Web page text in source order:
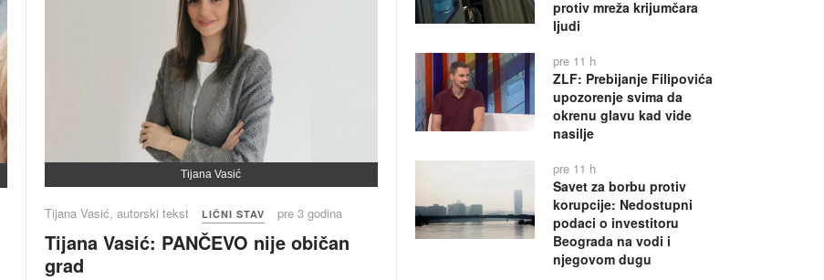
Tijana Vasić
Tijana Vasić, autorski tekst LIČNI STAV pre 3 godina
Tijana Vasić: PANČEVO nije običan
grad
protiv mreža krijumčara
ljudi
pre 11 h
ZLF: Prebijanje Filipovića
upozorenje svima da
okrenu glavu kad vide
nasilje
pre 11 h
Savet za borbu protiv
korupcije: Nedostupni
podaci o investitoru
Beograda na vodi i
njegovom dugu